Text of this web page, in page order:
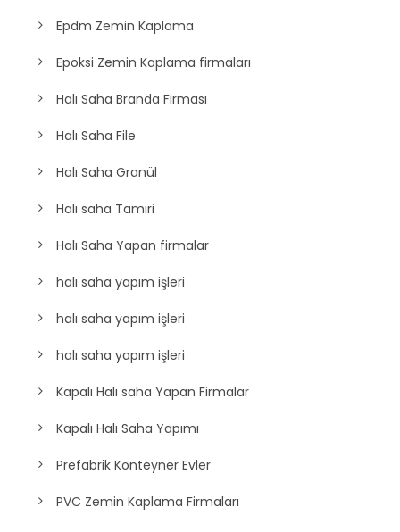
Epdm Zemin Kaplama
Epoksi Zemin Kaplama firmaları
Halı Saha Branda Firması
Halı Saha File
Halı Saha Granül
Halı saha Tamiri
Halı Saha Yapan firmalar
halı saha yapım işleri
halı saha yapım işleri
halı saha yapım işleri
Kapalı Halı saha Yapan Firmalar
Kapalı Halı Saha Yapımı
Prefabrik Konteyner Evler
PVC Zemin Kaplama Firmaları